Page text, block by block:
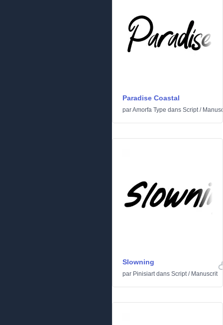
Paradise Coastal
parAmorfa Type dans Script/
Slowning
par Pinisiartdans Script/ Manuscrit